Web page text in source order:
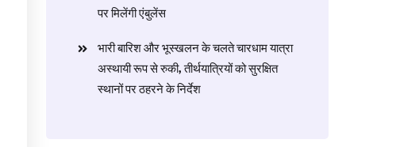
पर मिलेंगी एंबुलेंस
​भारी बारिश और भूस्खलन के चलते चारधाम यात्रा
अस्थायी रूप से रुकी, तीर्थयात्रियों को सुरक्षित
स्थानों पर ठहरने के निर्देश